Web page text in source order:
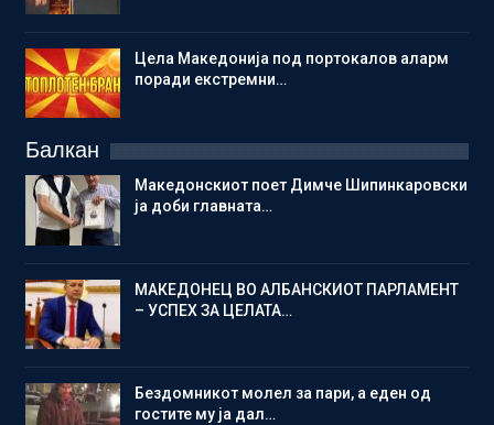
Цела Македонија под портокалов аларм
поради екстремни…
Балкан
Македонскиот поет Димче Шипинкаровски
ја доби главната…
МАКЕДОНЕЦ ВО АЛБАНСКИОТ ПАРЛАМЕНТ
– УСПЕХ ЗА ЦЕЛАТА…
Бездомникот молел за пари, а еден од
гостите му ја дал…